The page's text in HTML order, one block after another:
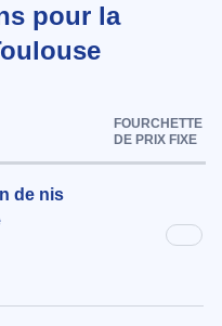
pour la
FOURCHETTE
DE PRIX FIXE
de nis